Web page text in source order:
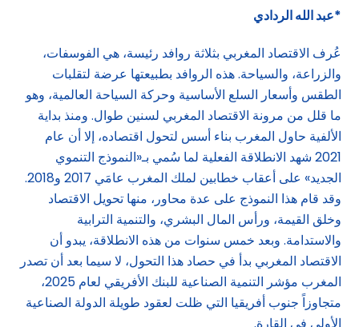
*عبد الله الردادي
عُرف الاقتصاد المغربي بثلاثة روافد رئيسة، هي الفوسفات،
والزراعة، والسياحة. هذه الروافد بطبيعتها عرضة لتقلبات
الطقس وأسعار السلع الأساسية وحركة السياحة العالمية، وهو
ما قلل من مرونة الاقتصاد المغربي لسنين طوال. ومنذ بداية
الألفية حاول المغرب بناء أسس لتحول اقتصاده، إلا أن عام
2021 شهد الانطلاقة الفعلية لما سُمي بـ«النموذج التنموي
الجديد» على أعقاب خطابين لملك المغرب عامَي 2017 و2018.
وقد قام هذا النموذج على عدة محاور، منها تحويل الاقتصاد
وخلق القيمة، ورأس المال البشري، والتنمية الترابية
والاستدامة. وبعد خمس سنوات من هذه الانطلاقة، يبدو أن
الاقتصاد المغربي بدأ في حصاد هذا التحول، لا سيما بعد أن تصدر
المغرب مؤشر التنمية الصناعية للبنك الأفريقي لعام 2025،
متجاوزاً جنوب أفريقيا التي ظلت لعقود طويلة الدولة الصناعية
الأولى في القارة.